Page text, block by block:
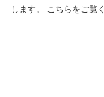
します。 こちらをご覧